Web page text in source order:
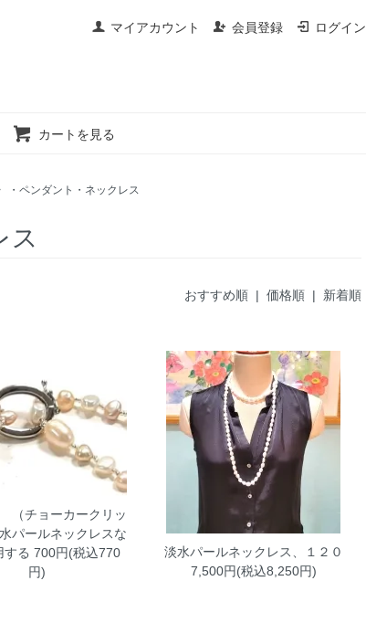
マイアカウント 会員登録 ログイン
カートを見る
・ペンダント・ネックレス
ス
おすすめ順 | 価格順 | 新着順
（チョーカークリッ
パールネックレスな
する 700円(税込770
円)
淡水パールネックレス、１２０
7,500円(税込8,250円)